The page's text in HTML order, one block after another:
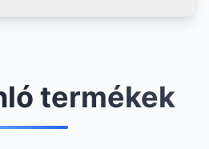
termékek